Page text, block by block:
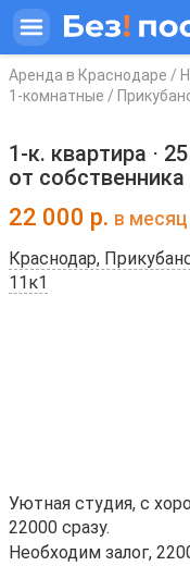
Аренда в Краснодаре /
1-комнатные /
1-к. квартира ⋅
от собственника
22 000 р. в месяц
Краснодар,
11к1
Уютная студия, с
22000 сразу.
Необходим залог,